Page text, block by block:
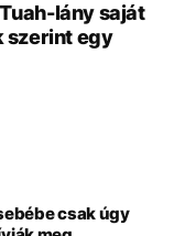
lány saját
szerint egy
csak úgy